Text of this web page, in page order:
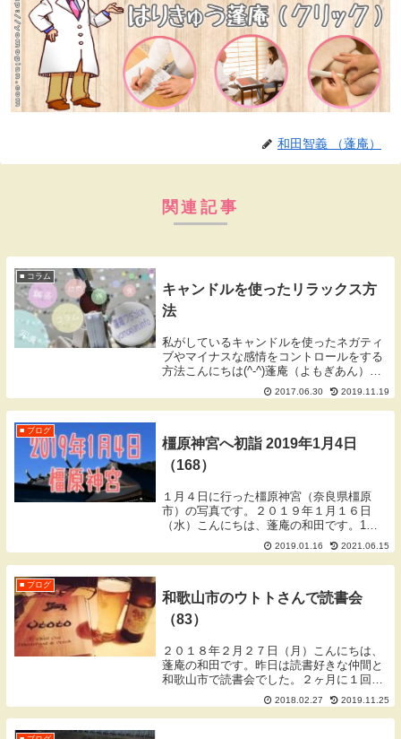
和田智義 （蓬庵）
関連記事
■ コラム
キャンドルを使ったリラックス方
法
私がしているキャンドルを使ったネガティ
ブやマイナスな感情をコントロールをする
方法こんにちは(^-^)蓬庵（よもぎあん）の
和田です。今日は私のリラックス方法のひ
とつを紹介します。それは今はやりのキャ
ンドルを使ったやり方です。近年ではキャ
2017.06.30 2019.11.19
■ ブログ
橿原神宮へ初詣 2019年1月4日
（168）
１月４日に行った橿原神宮（奈良県橿原
市）の写真です。２０１９年１月１６日
（水）こんにちは、蓬庵の和田です。1月
も今日で16日となり関西も松の内をあけま
した。昨日の15日は小正月と言ったりもし
ます。お正月の飾りを片付けて、それらを
2019.01.16 2021.06.15
■ ブログ
和歌山市のウトトさんで読書会
（83）
２０１８年２月２７日（月）こんにちは、
蓬庵の和田です。昨日は読書好きな仲間と
和歌山市で読書会でした。２ヶ月に１回の
ペースで開催しており、もう３年目に入っ
ています。それぞれが読んだ本を紹介した
り、その内容について議論したりします。
2018.02.27 2019.11.25